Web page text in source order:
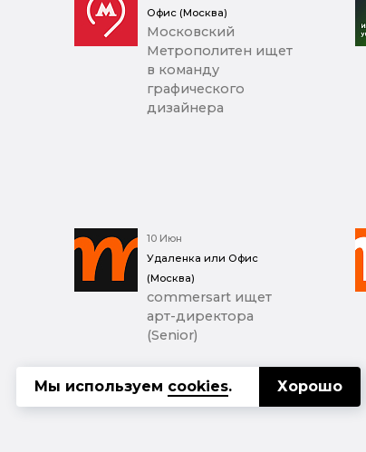
Офис (Москва)
Московский
Метрополитен ищет
в команду
графического
дизайнера
10 Июн
Удаленка или Офис
(Москва)
commersart ищет
арт-директора
(Senior)
Мы используем cookies. Хорошо